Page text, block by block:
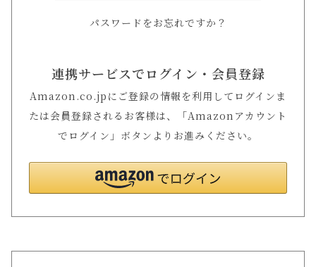
パスワードをお忘れですか？
連携サービスでログイン・会員登録
Amazon.co.jpにご登録の情報を利用してログインま
たは会員登録されるお客様は、「Amazonアカウント
でログイン」ボタンよりお進みください。